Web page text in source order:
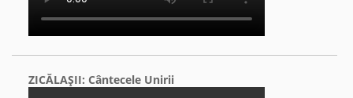
ZICĂLAŞII: Cântecele Unirii